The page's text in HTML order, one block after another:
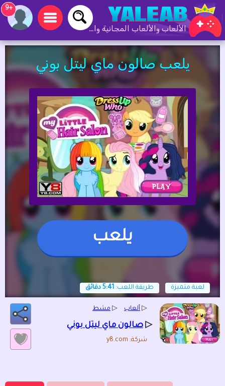
الألعاب والألعاب المجانية والألعاب عبر الإنترنت
+9
يلعب صالون ماي ليتل بوني
يلعب
لعبة متميزة طريقة اللعب: 5:41 دقائق
▷ ألعاب ▷ مشط
▷ صالون ماي ليتل بوني
شركة: y8.com